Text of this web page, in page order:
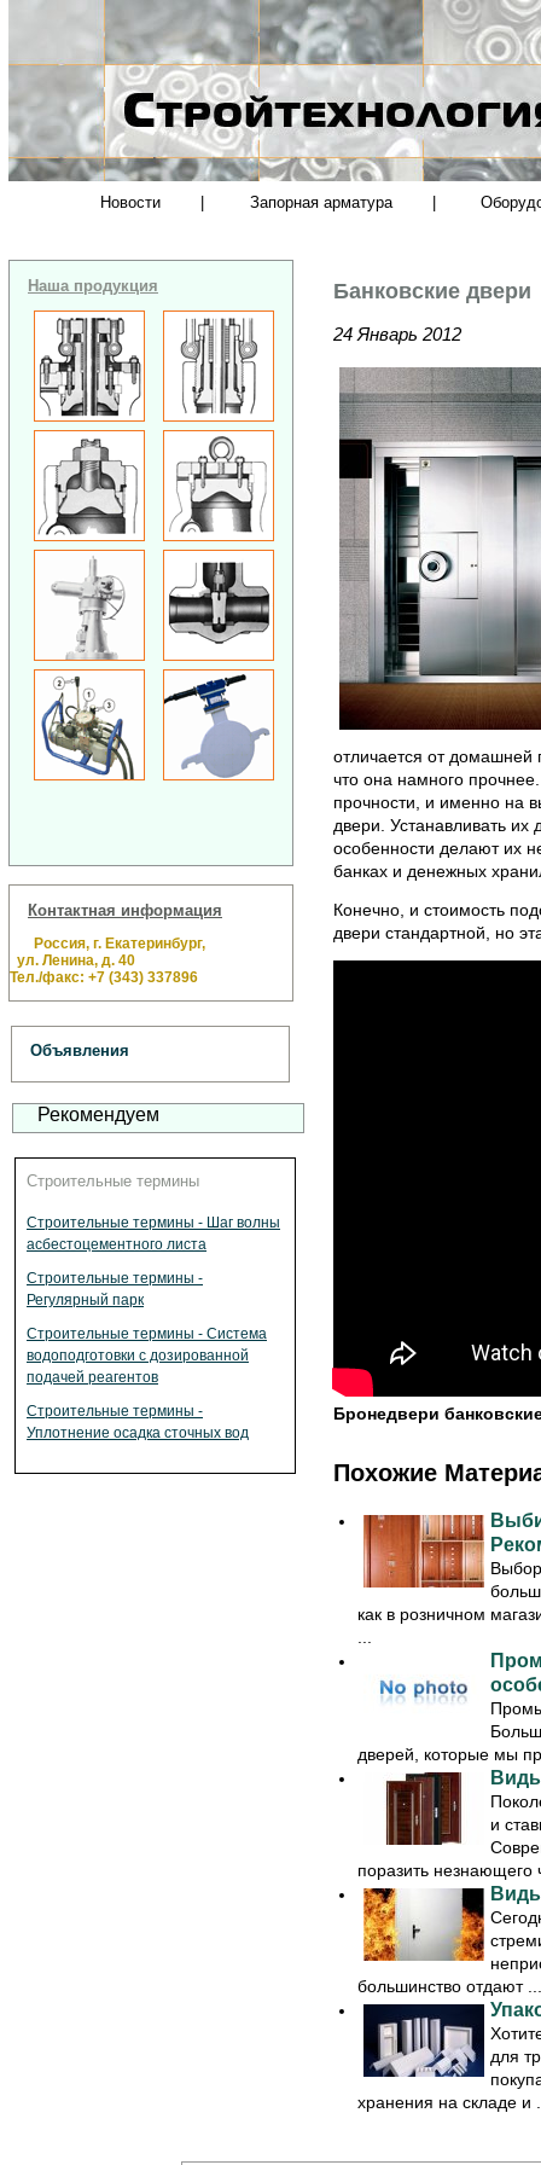
Новости Запорная арматура
Наша продукция
Контактная информация
Россия, г. Екатеринбург,
ул. Ленина, д. 40
Тел./факс: +7 (343) 337896
Объявления
Рекомендуем
Строительные термины
Строительные термины - Шаг волны
асбестоцементного листа
Строительные термины -
Регулярный парк
Строительные термины - Система
водоподготовки с дозированной
подачей реагентов
Строительные термины -
Уплотнение осадка сточных вод
Банковские двери
24 Январь 2012
отличается от
что она намного
прочности, и именно на
двери. Устанавливать
особенности делают их
банках и денежных
Конечно, и стоимость
двери стандартной, но
Бронедвери
Похожие
как в розничном
дверей, которые мы
и
поразить незнающего
большинство отдают ...
для
хранения на складе и